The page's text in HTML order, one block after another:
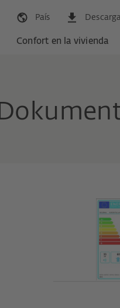
País
Confort en la vivienda